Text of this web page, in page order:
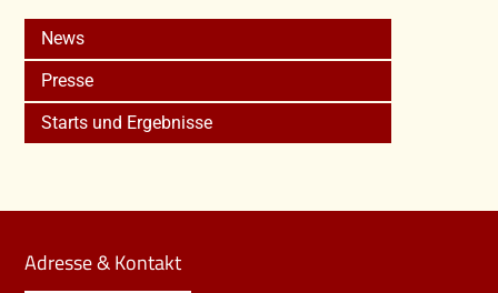
News
Presse
Starts und Ergebnisse
Adresse & Kontakt